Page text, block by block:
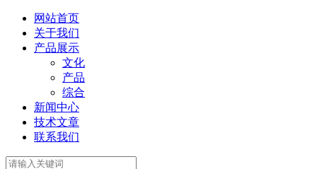
网站首页
关于我们
产品展示
文化
产品
综合
新闻中心
技术文章
联系我们